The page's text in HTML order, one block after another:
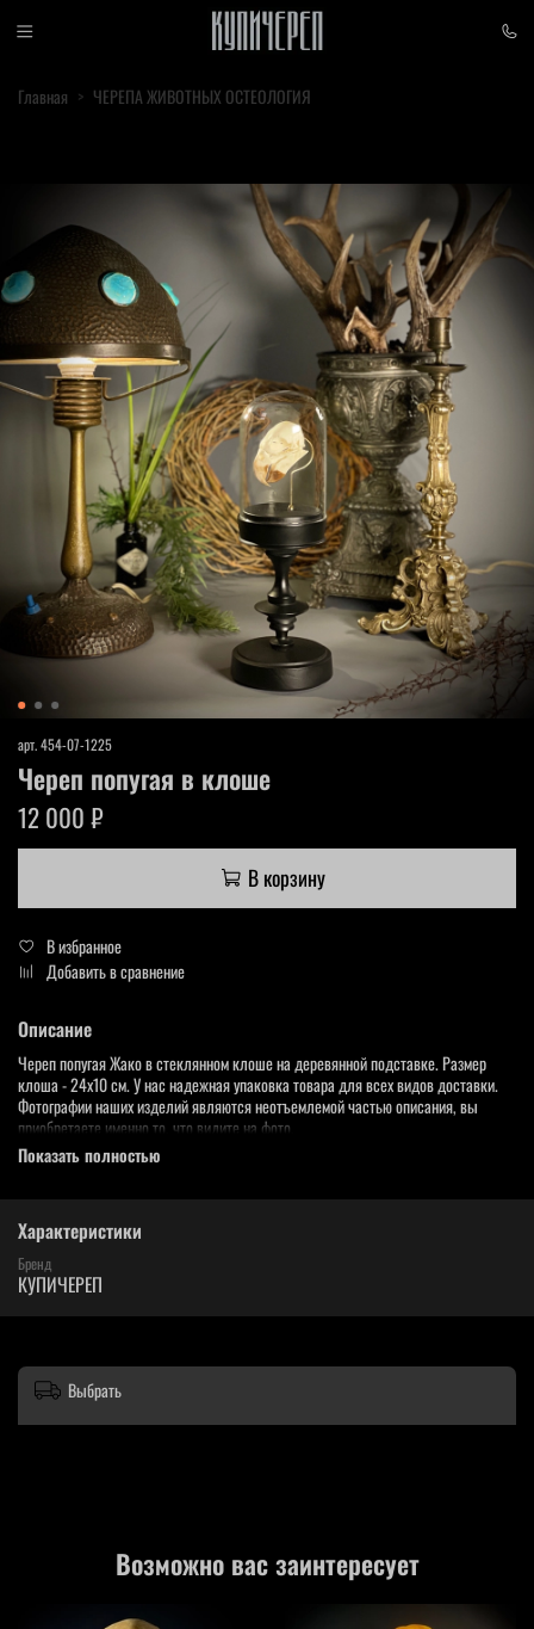
Главная ЧЕРЕПА ЖИВОТНЫХ ОСТЕОЛОГИЯ
арт.454-07-1225
Череп попугая в клоше
12 000 ₽
В корзину
В избранное
Добавить в сравнение
Описание
Череп попугая Жако в стеклянном клоше на деревянной подставке. Размер
клоша - 24х10 см. У нас надежная упаковка товара для всех видов доставки.
Фотографии наших изделий являются неотъемлемой частью описания, вы
приобретаете именно то, что видите на фото.
Показать полностью
Характеристики
Бренд
КУПИЧЕРЕП
Выбрать
Возможно вас заинтересует